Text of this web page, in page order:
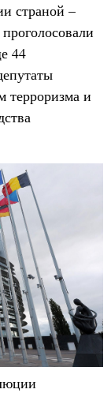
страной –
44
терроризма и